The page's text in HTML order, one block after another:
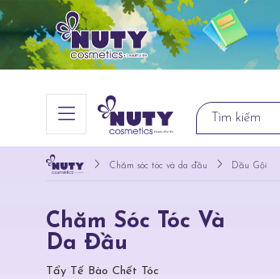
Chăm sóc tóc và da đầu Dầu Gội
Chăm Sóc Tóc Và
Da Đầu
Tẩy Tế Bào Chết Tóc